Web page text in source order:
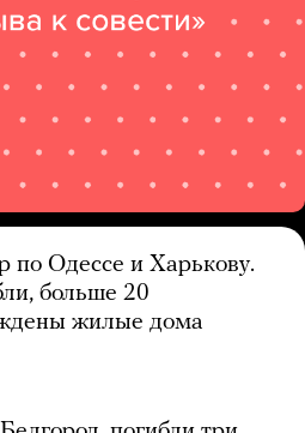
по Одессе и Харькову.
больше 20
жилые дома